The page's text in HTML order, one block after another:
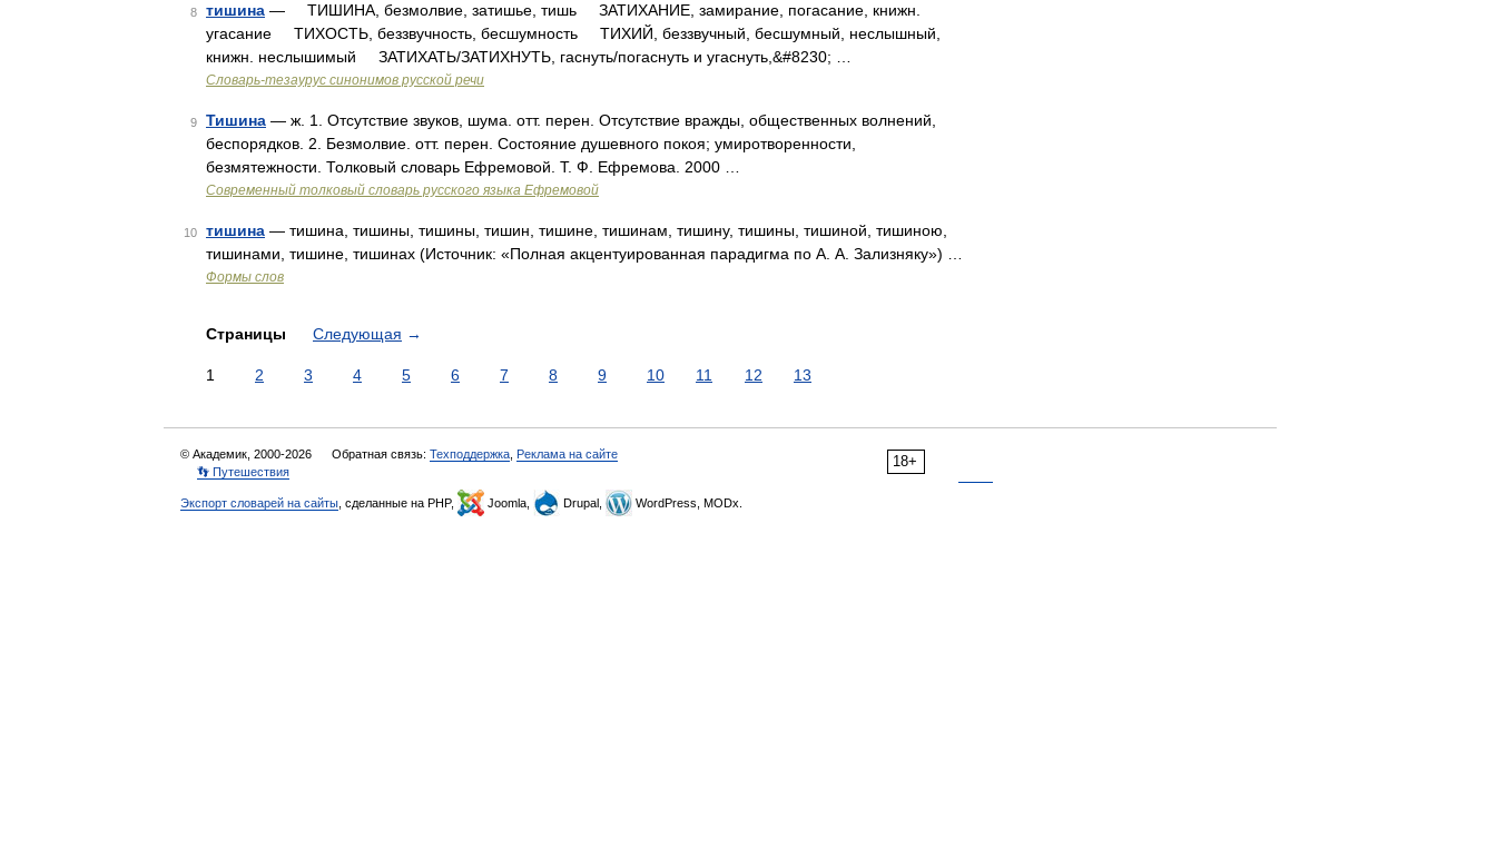
8 тишина — ТИШИНА, безмолвие, затишье, тишь ЗАТИХАНИЕ, замирание, погасание, книжн.
угасание ТИХОСТЬ, беззвучность, бесшумность ТИХИЙ, беззвучный, бесшумный, неслышный,
книжн. неслышимый ЗАТИХАТЬ/ЗАТИХНУТЬ, гаснуть/погаснуть и угаснуть,&#8230; …
Словарь-тезаурус синонимов русской речи
9 Тишина — ж. 1. Отсутствие звуков, шума. отт. перен. Отсутствие вражды, общественных волнений,
беспорядков. 2. Безмолвие. отт. перен. Состояние душевного покоя; умиротворенности,
безмятежности. Толковый словарь Ефремовой. Т. Ф. Ефремова. 2000 …
Современный толковый словарь русского языка Ефремовой
10 тишина — тишина, тишины, тишины, тишин, тишине, тишинам, тишину, тишины, тишиной, тишиною,
тишинами, тишине, тишинах (Источник: «Полная акцентуированная парадигма по А. А. Зализняку») …
Формы слов
Страницы Следующая →
1 2 3 4 5 6 7 8 9 10 11 12 13
18+
© Академик, 2000-2026 Обратная связь: Техподдержка Реклама на сайте
👣 Путешествия
Экспорт словарей на сайты , сделанные на PHP, Joomla, Drupal, WordPress, MODx.